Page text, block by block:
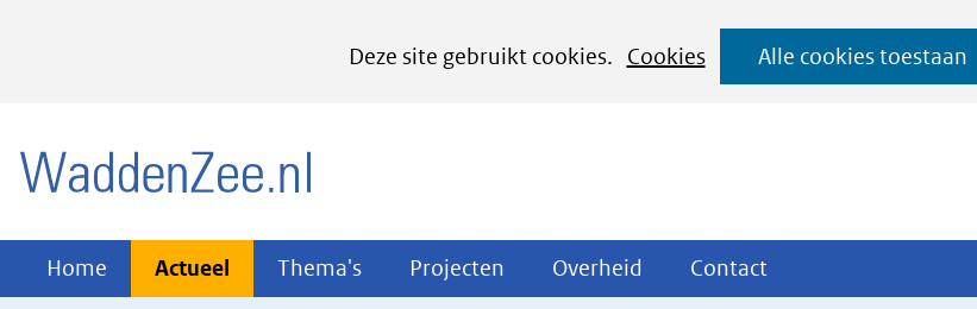
Deze site gebruikt cookies.
Cookies
het
cookies
Alle cookies toestaan
Ga
naar
Home Actueel Actueel
Uitklappen
Thema's Thema's
Uitklappen
Projecten Projecten
Uitklappen
Overheid Overheid
Uitklappen
Contact
Uitklappen